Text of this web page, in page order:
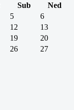
Sub
Ned
5
6
12
13
19
20
26
27